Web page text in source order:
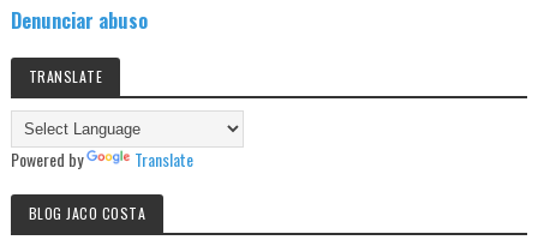
Denunciar abuso
TRANSLATE
Powered by Translate
BLOG JACO COSTA